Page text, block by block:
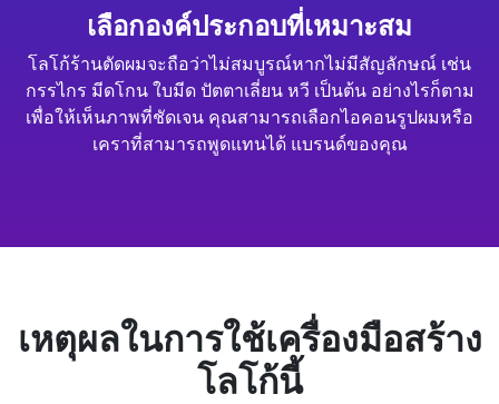
เลือกองค์ประกอบที่เหมาะสม
โลโก้ร้านตัดผมจะถือว่าไม่สมบูรณ์หากไม่มีสัญลักษณ์ เช่น
กรรไกร มีดโกน ใบมีด ปัตตาเลี่ยน หวี เป็นต้น อย่างไรก็ตาม
เพื่อให้เห็นภาพที่ชัดเจน คุณสามารถเลือกไอคอนรูปผมหรือ
เคราที่สามารถพูดแทนได้ แบรนด์ของคุณ
เหตุผลในการใช้เครื่องมือสร้าง
โลโก้นี้